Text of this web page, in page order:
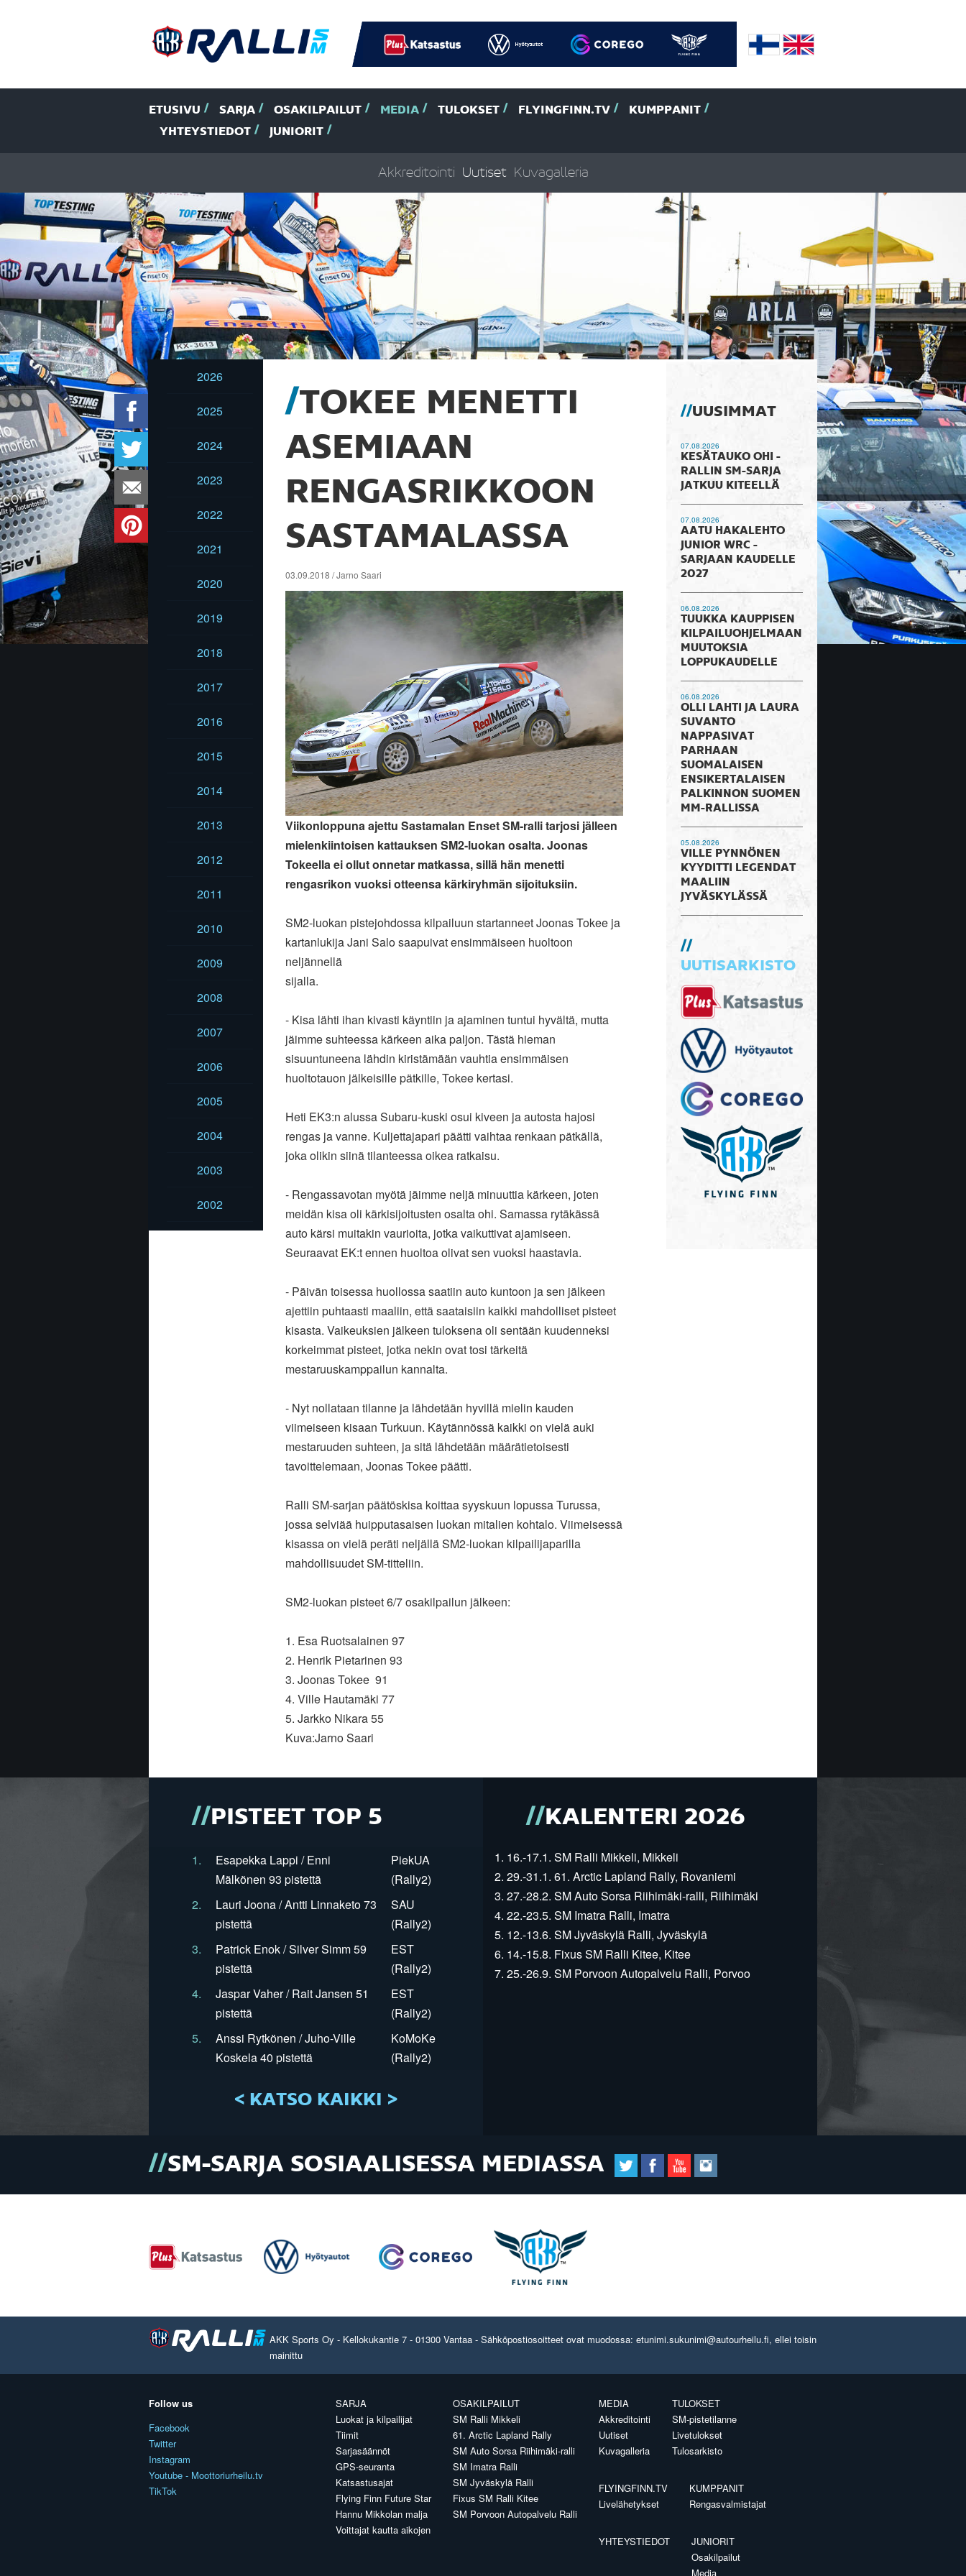
ETUSIVU SARJA OSAKILPAILUT MEDIA TULOKSET FLYINGFINN.TV
KUMPPANIT
YHTEYSTIEDOT
JUNIORIT
Akkreditointi Uutiset Kuvagalleria
2026
2025
2024
2023
2022
2021
2020
2019
2018
2017
2016
2015
2014
2013
2012
2011
2010
2009
2008
2007
2006
2005
2004
2003
2002
TOKEE MENETTI
ASEMIAAN
RENGASRIKKOON
SASTAMALASSA
03.09.2018 / Jarno Saari
Viikonloppuna ajettu Sastamalan Enset SM-ralli tarjosi jälleen
mielenkiintoisen kattauksen SM2-luokan osalta. Joonas
Tokeella ei ollutonnetar matkassa, sillä hän menetti
rengasrikon vuoksi otteensa kärkiryhmän sijoituksiin.
SM2-luokan pistejohdossa kilpailuun startanneet Joonas Tokee ja
kartanlukija Jani Salo saapuivat ensimmäiseen huoltoon
neljännellä
sijalla.
- Kisa lähti ihan kivasti käyntiin ja ajaminen tuntui hyvältä, mutta
jäimme suhteessa kärkeen aika paljon. Tästä hieman
sisuuntuneena lähdin kiristämään vauhtia ensimmäisen
huoltotauon jälkeisille pätkille, Tokee kertasi.
Heti EK3:n alussa Subaru-kuski osui kiveen ja autosta hajosi
rengas ja vanne. Kuljettajapari päätti vaihtaa renkaan pätkällä,
joka olikin siinä tilanteessa oikea ratkaisu.
- Rengassavotan myötä jäimme neljä minuuttia kärkeen, joten
meidän kisa oli kärkisijoitusten osalta ohi. Samassa rytäkässä
auto kärsi muitakin vaurioita, jotka vaikuttivat ajamiseen.
Seuraavat EK:t ennen huoltoa olivat sen vuoksi haastavia.
- Päivän toisessa huollossa saatiin auto kuntoon ja sen jälkeen
ajettiin puhtaasti maaliin, että saataisiin kaikki mahdolliset pisteet
kisasta. Vaikeuksien jälkeen tuloksena oli sentään kuudenneksi
korkeimmat pisteet, jotka nekin ovat tosi tärkeitä
mestaruuskamppailun kannalta.
- Nyt nollataan tilanne ja lähdetään hyvillä mielin kauden
viimeiseen kisaan Turkuun. Käytännössä kaikki on vielä auki
mestaruuden suhteen, ja sitä lähdetään määrätietoisesti
tavoittelemaan, Joonas Tokee päätti.
Ralli SM-sarjan päätöskisa koittaa syyskuun lopussa Turussa,
jossa selviää huipputasaisen luokan mitalien kohtalo. Viimeisessä
kisassa on vielä peräti neljällä SM2-luokan kilpailijaparilla
mahdollisuudet SM-titteliin.
SM2-luokan pisteet 6/7 osakilpailun jälkeen:
1. Esa Ruotsalainen 97
2. Henrik Pietarinen 93
3. Joonas Tokee 91
4. Ville Hautamäki 77
5. Jarkko Nikara 55
Kuva:Jarno Saari
UUSIMMAT
07.08.2026
KESÄTAUKO OHI -
RALLIN SM-SARJA
JATKUU KITEELLÄ
07.08.2026
AATU HAKALEHTO
JUNIOR WRC -
SARJAAN KAUDELLE
2027
06.08.2026
TUUKKA KAUPPISEN
KILPAILUOHJELMAAN
MUUTOKSIA
LOPPUKAUDELLE
06.08.2026
OLLI LAHTI JA LAURA
SUVANTO
NAPPASIVAT
PARHAAN
SUOMALAISEN
ENSIKERTALAISEN
PALKINNON SUOMEN
MM-RALLISSA
05.08.2026
VILLE PYNNÖNEN
KYYDITTI LEGENDAT
MAALIIN
JYVÄSKYLÄSSÄ
UUTISARKISTO
PISTEET TOP 5
1.
Esapekka Lappi / Enni
Mälkönen 93 pistettä
PiekUA
(Rally2)
2.
Lauri Joona / Antti Linnaketo 73
pistettä
SAU
(Rally2)
3.
Patrick Enok / Silver Simm 59
pistettä
EST
(Rally2)
4.
Jaspar Vaher / Rait Jansen 51
pistettä
EST
(Rally2)
5.
Anssi Rytkönen / Juho-Ville
Koskela 40 pistettä
KoMoKe
(Rally2)
< KATSO KAIKKI >
KALENTERI 2026
1. 16.-17.1. SM Ralli Mikkeli, Mikkeli
2. 29.-31.1. 61. Arctic Lapland Rally, Rovaniemi
3. 27.-28.2. SM Auto Sorsa Riihimäki-ralli, Riihimäki
4. 22.-23.5. SM Imatra Ralli, Imatra
5. 12.-13.6. SM Jyväskylä Ralli, Jyväskylä
6. 14.-15.8. Fixus SM Ralli Kitee, Kitee
7. 25.-26.9. SM Porvoon Autopalvelu Ralli, Porvoo
SM-SARJA SOSIAALISESSA MEDIASSA
AKK Sports Oy - Kellokukantie 7 - 01300 Vantaa - Sähköpostiosoitteet ovat muodossa: etunimi.sukunimi@autourheilu.fi, ellei toisin
mainittu
Follow us
Facebook
Twitter
Instagram
Youtube - Moottoriurheilu.tv
TikTok
SARJA
Luokat ja kilpailijat
Tiimit
Sarjasäännöt
GPS-seuranta
Katsastusajat
Flying Finn Future Star
Hannu Mikkolan malja
Voittajat kautta aikojen
OSAKILPAILUT
SM Ralli Mikkeli
61. Arctic Lapland Rally
SM Auto Sorsa Riihimäki-ralli
SM Imatra Ralli
SM Jyväskylä Ralli
Fixus SM Ralli Kitee
SM Porvoon Autopalvelu Ralli
MEDIA
Akkreditointi
Uutiset
Kuvagalleria
TULOKSET
SM-pistetilanne
Livetulokset
Tulosarkisto
FLYINGFINN.TV
Livelähetykset
KUMPPANIT
Rengasvalmistajat
YHTEYSTIEDOT
JUNIORIT
Osakilpailut
Media